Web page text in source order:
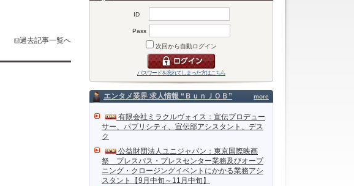
ID
Pass
次回から自動ログイン
パスワードを忘れてしまった方はこちら
more
エンタメ業界 求人情報 “ＢｕｎＪＯＢ”
有限会社ミラクルヴォイス：宣伝プロデュー
サー、パブリシティ、宣伝部アシスタント、デス
ク
公益財団法人ユニジャパン：東京国際映画
祭 プレスパス・プレスセンター業務及びオープ
ニング・クロージングイベントにかかる業務アシ
スタント【9月中旬～11月中旬】
過去記事一覧へ